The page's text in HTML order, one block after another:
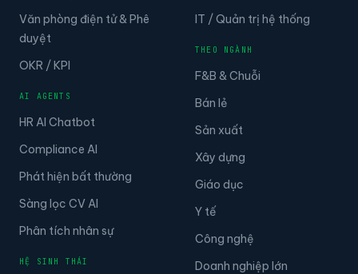
Văn phòng điện tử & Phê
duyệt
OKR / KPI
AI AGENTS
HR AI Chatbot
Compliance AI
Phát hiện bất thường
Sàng lọc CV AI
Phân tích nhân sự
HỆ SINH THÁI
IT / Quản trị hệ thống
THEO NGÀNH
F&B & Chuỗi
Bán lẻ
Sản xuất
Xây dựng
Giáo dục
Y tế
Công nghệ
Doanh nghiệp lớn